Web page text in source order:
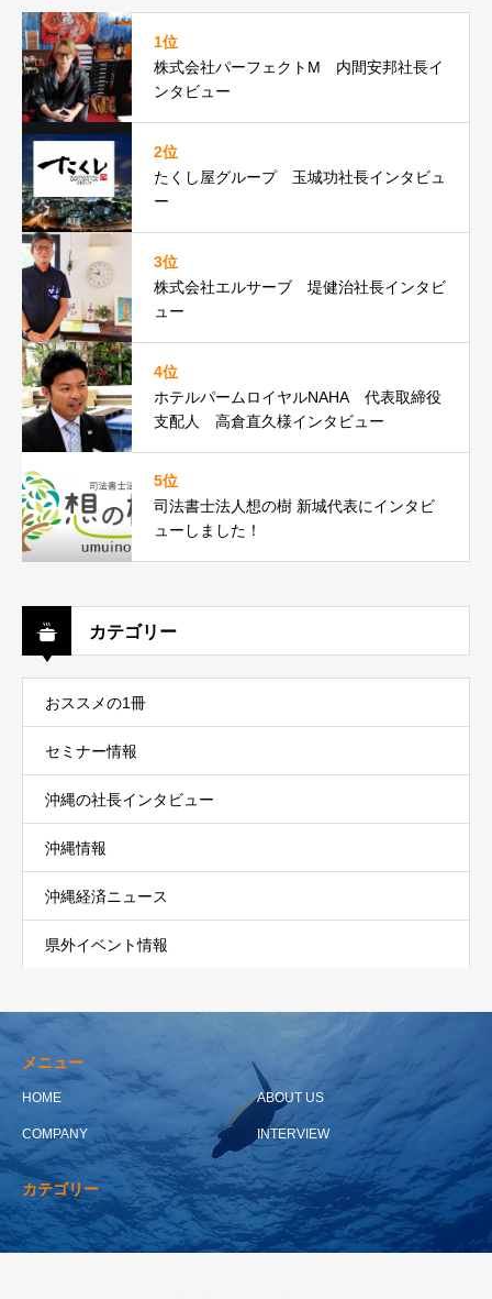
1位
株式会社パーフェクトM 内間安邦社長イ
ンタビュー
2位
たくし屋グループ 玉城功社長インタビュ
ー
3位
株式会社エルサーブ 堤健治社長インタビ
ュー
4位
ホテルパームロイヤルNAHA 代表取締役
支配人 高倉直久様インタビュー
5位
司法書士法人想の樹 新城代表にインタビ
ューしました！
カテゴリー
おススメの1冊
セミナー情報
沖縄の社長インタビュー
沖縄情報
沖縄経済ニュース
県外イベント情報
メニュー
HOME ABOUT US
COMPANY INTERVIEW
カテゴリー